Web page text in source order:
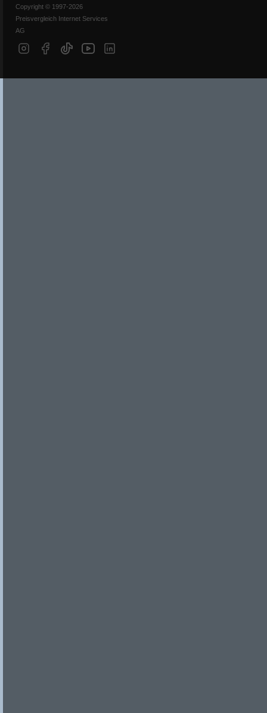
Copyright © 1997-2026
Preisvergleich Internet Services
AG